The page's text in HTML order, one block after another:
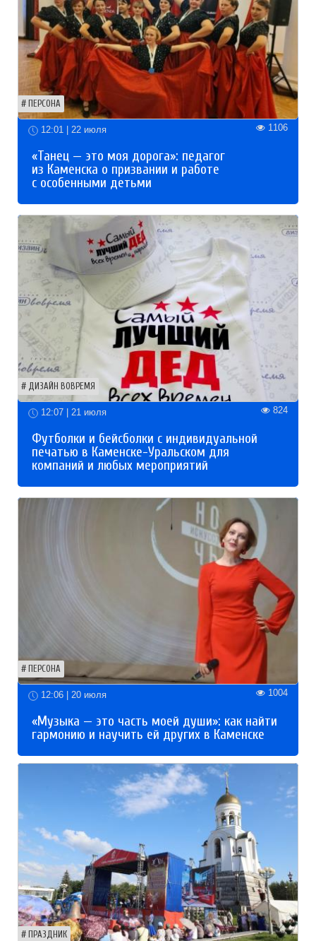
ПЕРСОНА
12:01 | 22 июля 1106
«Танец — это моя дорога»: педагог
из Каменска о призвании и работе
с особенными детьми
ДИЗАЙН ВОВРЕМЯ
12:07 | 21 июля 824
Футболки и бейсболки с индивидуальной
печатью в Каменске-Уральском для
компаний и любых мероприятий
ПЕРСОНА
12:06 | 20 июля 1004
«Музыка — это часть моей души»: как найти
гармонию и научить ей других в Каменске
ПРАЗДНИК